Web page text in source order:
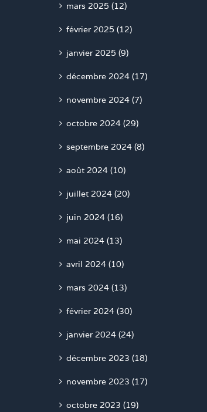
mars 2025 (12)
février 2025 (12)
janvier 2025 (9)
décembre 2024 (17)
novembre 2024 (7)
octobre 2024 (29)
septembre 2024 (8)
août 2024 (10)
juillet 2024 (20)
juin 2024 (16)
mai 2024 (13)
avril 2024 (10)
mars 2024 (13)
février 2024 (30)
janvier 2024 (24)
décembre 2023 (18)
novembre 2023 (17)
octobre 2023 (19)